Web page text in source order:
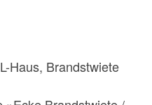
Haus, Brandstwiete